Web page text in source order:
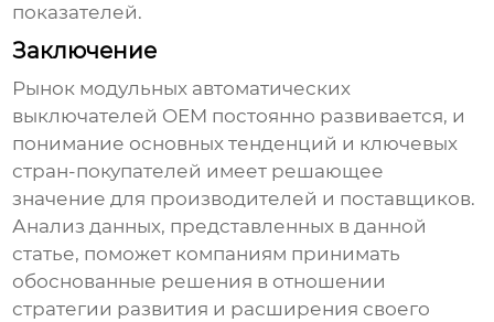
показателей.
Заключение
Рынок модульных автоматических
выключателей OEM постоянно развивается, и
понимание основных тенденций и ключевых
стран-покупателей имеет решающее
значение для производителей и поставщиков.
Анализ данных, представленных в данной
статье, поможет компаниям принимать
обоснованные решения в отношении
стратегии развития и расширения своего